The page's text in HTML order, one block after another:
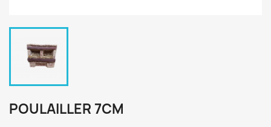
POULAILLER 7CM